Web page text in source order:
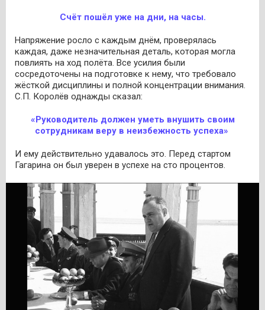
Счёт пошёл уже на дни, на часы.
Напряжение росло с каждым днём, проверялась
каждая, даже незначительная деталь, которая могла
повлиять на ход полёта. Все усилия были
сосредоточены на подготовке к нему, что требовало
жёсткой дисциплины и полной концентрации внимания.
С.П. Королёв однажды сказал:
«Руководитель должен уметь внушить своим
сотрудникам веру в неизбежность успеха»
И ему действительно удавалось это. Перед стартом
Гагарина он был уверен в успехе на сто процентов.